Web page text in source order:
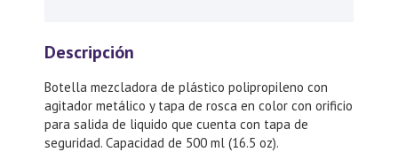
Descripción
Botella mezcladora de plástico polipropileno con
agitador metálico y tapa de rosca en color con orificio
para salida de liquido que cuenta con tapa de
seguridad. Capacidad de 500 ml (16.5 oz).